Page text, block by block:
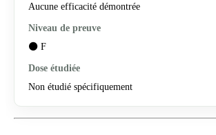
Aucune efficacité démontrée
⚫ F
Non étudié spécifiquement